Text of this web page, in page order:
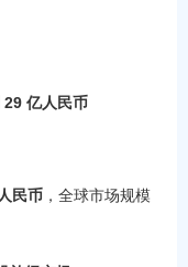
29 亿人民币
民币 ，全球市场规模